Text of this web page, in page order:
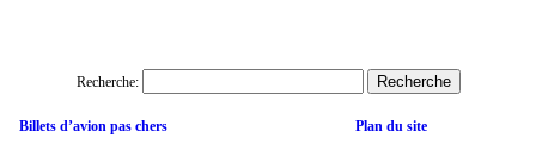
Recherche:
Billets d’avion pas chers Plan du site